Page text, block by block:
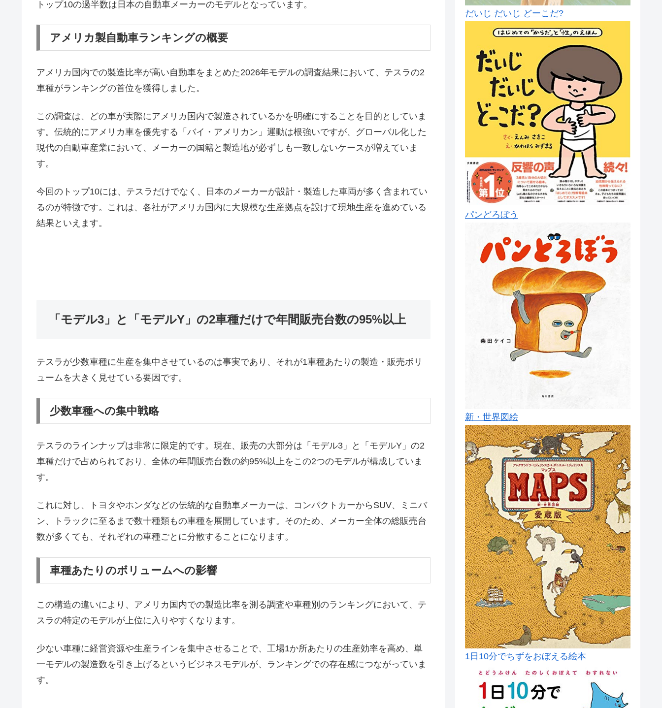
トップ10の過半数は日本の自動車メーカーのモデルとなっています。
アメリカ製自動車ランキングの概要
アメリカ国内での製造比率が高い自動車をまとめた2026年モデルの調査結果において、テスラの2
車種がランキングの首位を獲得しました。
この調査は、どの車が実際にアメリカ国内で製造されているかを明確にすることを目的としていま
す。伝統的にアメリカ車を優先する「バイ・アメリカン」運動は根強いですが、グローバル化した
現代の自動車産業において、メーカーの国籍と製造地が必ずしも一致しないケースが増えていま
す。
今回のトップ10には、テスラだけでなく、日本のメーカーが設計・製造した車両が多く含まれてい
るのが特徴です。これは、各社がアメリカ国内に大規模な生産拠点を設けて現地生産を進めている
結果といえます。
「モデル3」と「モデルY」の2車種だけで年間販売台数の95%以上
テスラが少数車種に生産を集中させているのは事実であり、それが1車種あたりの製造・販売ボリ
ュームを大きく見せている要因です。
少数車種への集中戦略
テスラのラインナップは非常に限定的です。現在、販売の大部分は「モデル3」と「モデルY」の2
車種だけで占められており、全体の年間販売台数の約95%以上をこの2つのモデルが構成していま
す。
これに対し、トヨタやホンダなどの伝統的な自動車メーカーは、コンパクトカーからSUV、ミニバ
ン、トラックに至るまで数十種類もの車種を展開しています。そのため、メーカー全体の総販売台
数が多くても、それぞれの車種ごとに分散することになります。
車種あたりのボリュームへの影響
この構造の違いにより、アメリカ国内での製造比率を測る調査や車種別のランキングにおいて、テ
スラの特定のモデルが上位に入りやすくなります。
少ない車種に経営資源や生産ラインを集中させることで、工場1か所あたりの生産効率を高め、単
一モデルの製造数を引き上げるというビジネスモデルが、ランキングでの存在感につながっていま
す。
だいじ だいじ どーこだ?
パンどろぼう
新・世界図絵
1日10分でちずをおぼえる絵本